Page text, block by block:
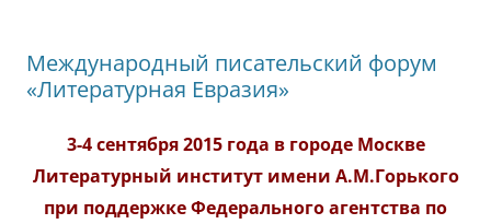
Международный писательский форум
«Литературная Евразия»
3-4 сентября 2015 года в городе Москве
Литературный институт имени А.М.Горького
при поддержке Федерального агентства по